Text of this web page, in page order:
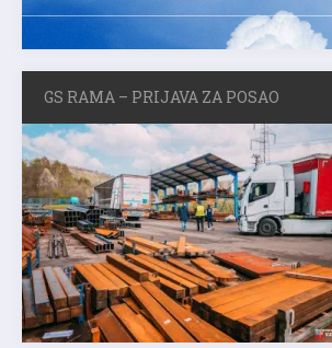
GS RAMA – PRIJAVA ZA POSAO